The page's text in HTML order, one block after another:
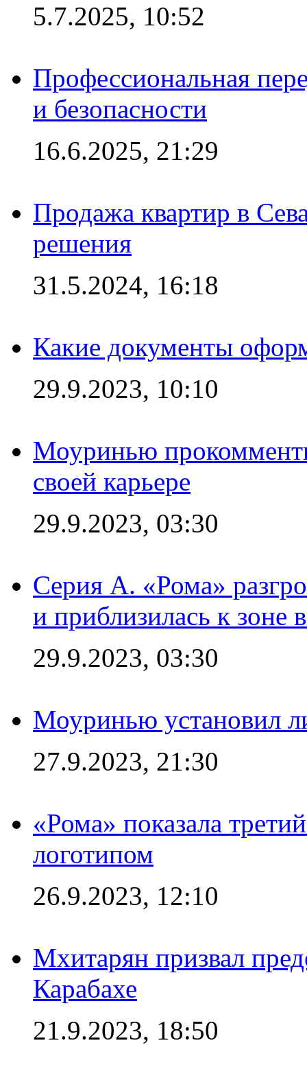
5.7.2025, 10:52
Профессиональная
и безопасности
16.6.2025, 21:29
Продажа квартир в
решения
31.5.2024, 16:18
Какие документы
29.9.2023, 10:10
Моуринью
своей карьере
29.9.2023, 03:30
Серия А. «Рома»
и приблизилась к зоне
29.9.2023, 03:30
Моуринью установил
27.9.2023, 21:30
«Рома» показала
логотипом
26.9.2023, 12:10
Мхитарян призвал
Карабахе
21.9.2023, 18:50